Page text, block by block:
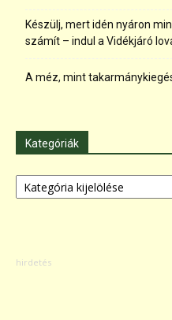
Készülj, mert idén nyáron
számít – indul a Vidékjáró
A méz, mint
Kategóriák
Kategóriák